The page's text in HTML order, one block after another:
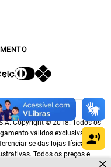
Copyright © 2018. Todos os
válidos exclusivamente
se das lojas físicas. As
Todos os preços e